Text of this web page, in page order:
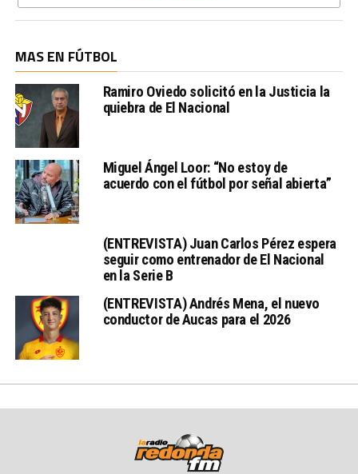
MAS EN FÚTBOL
Ramiro Oviedo solicitó en la Justicia la
quiebra de El Nacional
Miguel Ángel Loor: “No estoy de
acuerdo con el fútbol por señal abierta”
(ENTREVISTA) Juan Carlos Pérez espera
seguir como entrenador de El Nacional
en la Serie B
(ENTREVISTA) Andrés Mena, el nuevo
conductor de Aucas para el 2026